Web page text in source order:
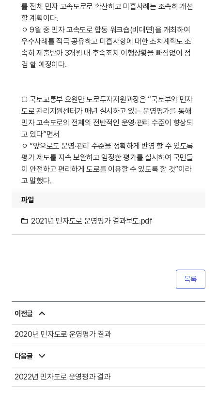
를 전체 민자 고속도로로 확산하고 미흡사례는 조속히 개선
할 계획이다.
ㅇ 9월 중 민자 고속도로 합동 워크숍(비대면)을 개최하여
우수사례를 적극 공유하고 미흡사항에 대한 조치계획도 조
속히 제출받아 3개월 내 후속조치 이행상황을 빠짐없이 점
검 할 예정이다.
□ 국토교통부 오원만 도로투자지원과장은 “국토부와 민자
도로 관리지원센터가 매년 실시하고 있는 운영평가를 통해
민자 고속도로의 전체의 전반적인 운영·관리 수준이 향상되
고 있다”면서
ㅇ “앞으로도 운영·관리 수준을 정확하게 반영 할 수 있도록
평가 제도를 지속 보완하고 엄정한 평가를 실시하여 국민들
이 안전하고 편리하게 도로를 이용할 수 있도록 할 것”이라
고 말했다.
파일
2021년 민자도로 운영평가 결과보도.pdf
목록
이전글
2020년 민자도로 운영평가 결과
다음글
2022년 민자도로 운영평과 결과